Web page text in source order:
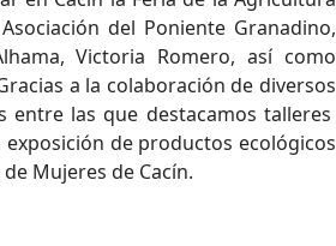
del Poniente Granadino,
Victoria Romero, así como
a la colaboración de diversos
entre las que destacamos talleres
de productos ecológicos
Mujeres de Cacín.